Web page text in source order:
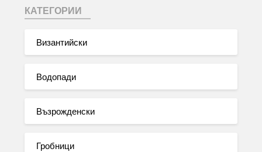
КАТЕГОРИИ
Византийски
Водопади
Възрожденски
Гробници